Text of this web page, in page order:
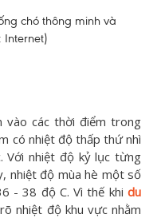
chó thông minh và
Internet)
vào các thời điểm trong
có nhiệt độ thấp thứ nhì
Với nhiệt độ kỷ lục từng
nhiệt độ mùa hè một số
- 38 độ C. Vì thế khi du
nhiệt độ khu vực nhằm